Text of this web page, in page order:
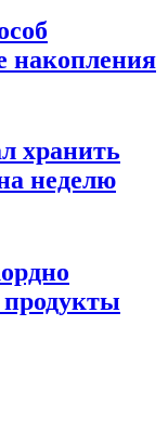
накопления
хранить
неделю